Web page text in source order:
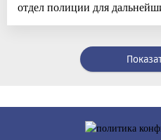
отдел полиции для